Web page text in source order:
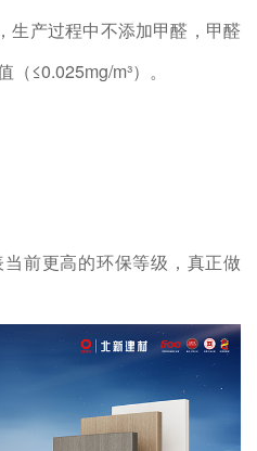
生产过程中不添加甲醛，甲醛
≤0.025mg/m³）。
前更高的环保等级，真正做